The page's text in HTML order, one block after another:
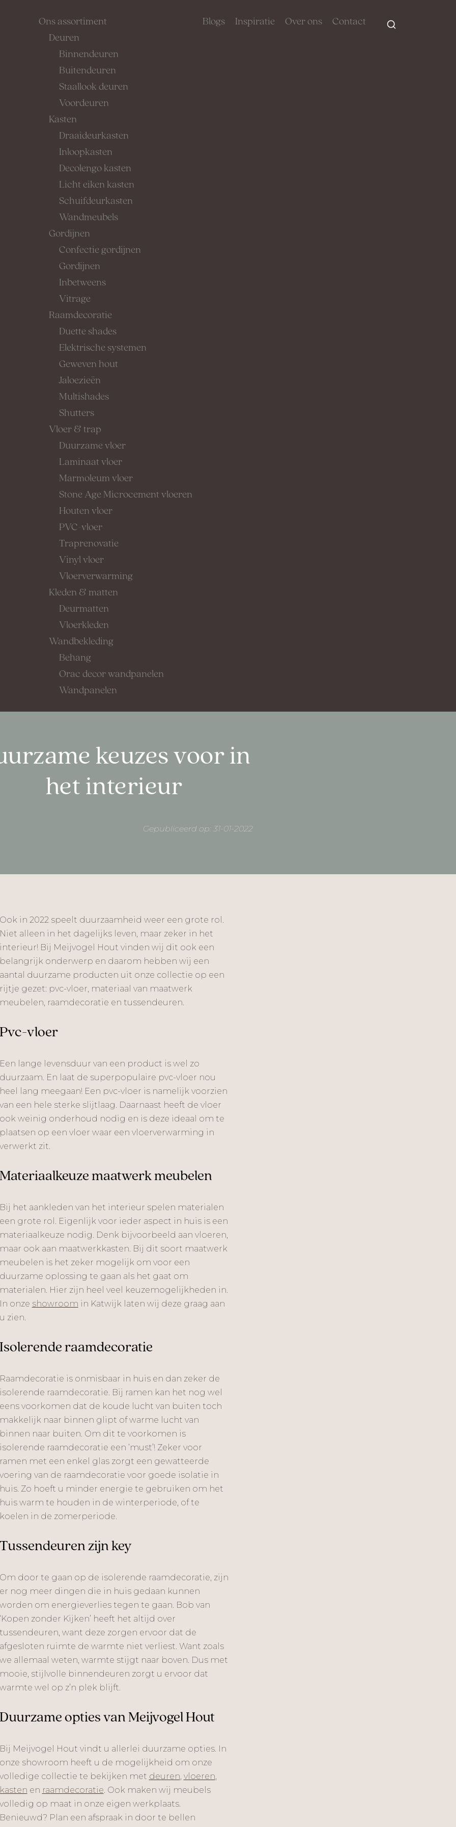
Ons assortiment
Deuren
Binnendeuren
Buitendeuren
Staallook deuren
Voordeuren
Kasten
Draaideurkasten
Inloopkasten
Decolengo kasten
Licht eiken kasten
Schuifdeurkasten
Wandmeubels
Gordijnen
Confectie gordijnen
Gordijnen
Inbetweens
Vitrage
Raamdecoratie
Duette shades
Elektrische systemen
Geweven hout
Jaloezieën
Multishades
Shutters
Vloer & trap
Duurzame vloer
Laminaat vloer
Marmoleum vloer
Stone Age Microcement vloeren
Houten vloer
PVC-vloer
Traprenovatie
Vinyl vloer
Vloerverwarming
Kleden & matten
Deurmatten
Vloerkleden
Wandbekleding
Behang
Orac decor wandpanelen
Wandpanelen
Blogs Inspiratie Over ons Contact
keuzes voor in
het interieur
Gepubliceerd op: 31-01-2022
in 2022 speelt duurzaamheid weer een grote rol.
alleen in het dagelijks leven, maar zeker in het
Bij Meijvogel Hout vinden wij dit ook een
onderwerp en daarom hebben wij een
duurzame producten uit onze collectie op een
gezet: pvc-vloer, materiaal van maatwerk
raamdecoratie en tussendeuren.
vloer
lange levensduur van een product is wel zo
En laat de superpopulaire pvc-vloer nou
lang meegaan! Een pvc-vloer is namelijk voorzien
een hele sterke slijtlaag. Daarnaast heeft de vloer
weinig onderhoud nodig en is deze ideaal om te
op een vloer waar een vloerverwarming in
zit.
maatwerk meubelen
het aankleden van het interieur spelen materialen
grote rol. Eigenlijk voor ieder aspect in huis is een
nodig. Denk bijvoorbeeld aan vloeren,
ook aan maatwerkkasten. Bij dit soort maatwerk
is het zeker mogelijk om voor een
oplossing te gaan als het gaat om
Hier zijn heel veel keuzemogelijkheden in.
onze showroom in Katwijk laten wij deze graag aan
zien.
raamdecoratie
is onmisbaar in huis en dan zeker de
raamdecoratie. Bij ramen kan het nog wel
voorkomen dat de koude lucht van buiten toch
naar binnen glipt of warme lucht van
naar buiten. Om dit te voorkomen is
raamdecoratie een ‘must’! Zeker voor
met een enkel glas zorgt een gewatteerde
van de raamdecoratie voor goede isolatie in
Zo hoeft u minder energie te gebruiken om het
warm te houden in de winterperiode, of te
in de zomerperiode.
zijn key
door te gaan op de isolerende raamdecoratie, zijn
nog meer dingen die in huis gedaan kunnen
om energieverlies tegen te gaan. Bob van
zonder Kijken’ heeft het altijd over
want deze zorgen ervoor dat de
ruimte de warmte niet verliest. Want zoals
allemaal weten, warmte stijgt naar boven. Dus met
stijlvolle binnendeuren zorgt u ervoor dat
wel op z’n plek blijft.
opties van Meijvogel Hout
Meijvogel Hout vindt u allerlei duurzame opties. In
showroom heeft u de mogelijkheid om onze
collectie te bekijken met deuren, vloeren,
en raamdecoratie. Ook maken wij meubels
op maat in onze eigen werkplaats.
Plan een afspraak in door te bellen